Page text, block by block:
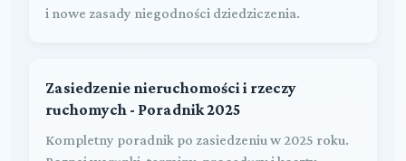
i nowe zasady niegodności dziedziczenia.
Zasiedzenie nieruchomości i rzeczy
ruchomych - Poradnik 2025
Kompletny poradnik po zasiedzeniu w 2025 roku.